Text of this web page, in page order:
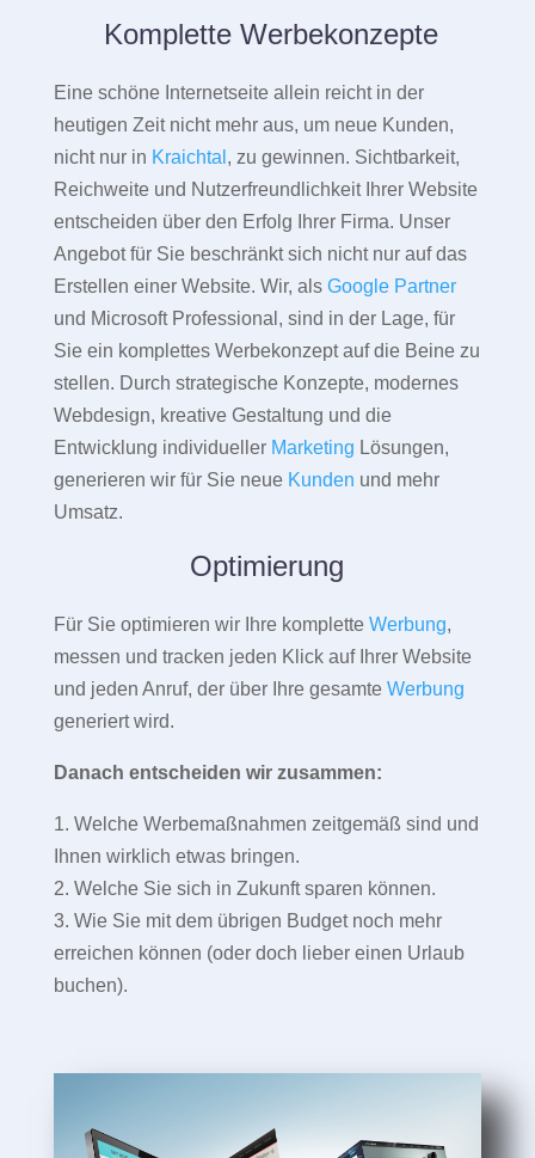
Komplette Werbekonzepte
Eine schöne Internetseite allein reicht in der
heutigen Zeit nicht mehr aus, um neue Kunden,
nicht nur in Kraichtal , zu gewinnen. Sichtbarkeit,
Reichweite und Nutzerfreundlichkeit Ihrer Website
entscheiden über den Erfolg Ihrer Firma. Unser
Angebot für Sie beschränkt sich nicht nur auf das
Erstellen einer Website. Wir, als Google Partner
und Microsoft Professional, sind in der Lage, für
Sie ein komplettes Werbekonzept auf die Beine zu
stellen. Durch strategische Konzepte, modernes
Webdesign, kreative Gestaltung und die
Entwicklung individueller Marketing Lösungen,
generieren wir für Sie neue Kunden und mehr
Umsatz.
Optimierung
Für Sie optimieren wir Ihre komplette Werbung,
messen und tracken jeden Klick auf Ihrer Website
und jeden Anruf, der über Ihre gesamte Werbung
generiert wird.
Danach entscheiden wir zusammen:
1. Welche Werbemaßnahmen zeitgemäß sind und
Ihnen wirklich etwas bringen.
2. Welche Sie sich in Zukunft sparen können.
3. Wie Sie mit dem übrigen Budget noch mehr
erreichen können (oder doch lieber einen Urlaub
buchen).